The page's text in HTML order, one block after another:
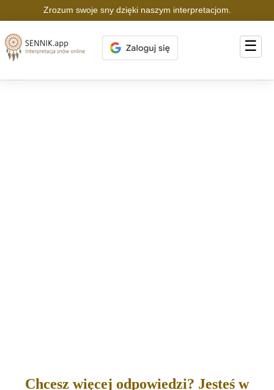
Zrozum swoje sny dzięki naszym interpretacjom.
☰
Chcesz więcej odpowiedzi? Jesteś w